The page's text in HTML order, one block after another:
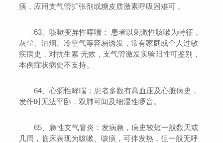
痰，应用支气管扩张剂或糖皮质激素呼吸困难可 。
63、咳嗽变异性哮喘： 患者以刺激性咳嗽为特征，
灰尘、油烟、冷空气等容易诱发，常有家庭或个人过敏
疾病史，对抗生素 无效，支气管激发实验阳性可鉴别，
本例症状病史不支持。
64、心源性哮喘：患者多数有高血压及心脏病史，
发作时无法平卧，双肺可闻及细湿性啰音。
65、急性支气管炎：发病急，病史较短一般数天或
几周，临床表现为咳嗽、咳痰，可伴发热，但一般无呼